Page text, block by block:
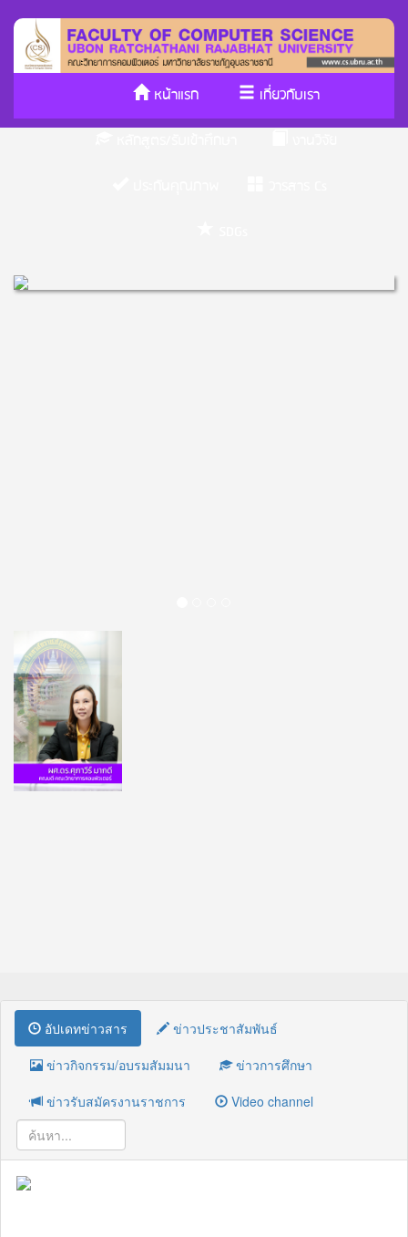
หน้าแรก
เกี่ยวกับเรา
อัปเดทข่าวสาร
ข่าวประชาสัมพันธ์
ข่าวกิจกรรม/อบรมสัมมนา
ข่าวการศึกษา
ข่าวรับสมัครงานราชการ
Video channel